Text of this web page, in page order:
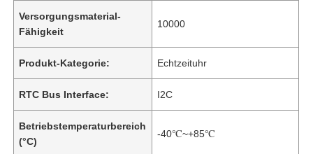
Versorgungsmaterial-
Fähigkeit
10000
Produkt-Kategorie: Echtzeituhr
RTC Bus Interface: I2C
Betriebstemperaturbereich
(°C)
-40℃~+85℃